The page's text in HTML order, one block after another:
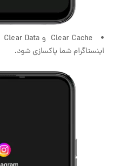
اینستاگرام شما پاکسازی شود.